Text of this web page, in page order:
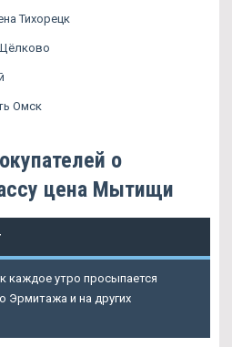
Тихорецк
Омск
о
цена Мытищи
каждое утро просыпается
Эрмитажа и на других